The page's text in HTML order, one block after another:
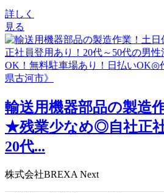
詳しく
見る
輸送用機器部品の製造
★残業少なめ◎自社正社
20代...
株式会社BREXA Next